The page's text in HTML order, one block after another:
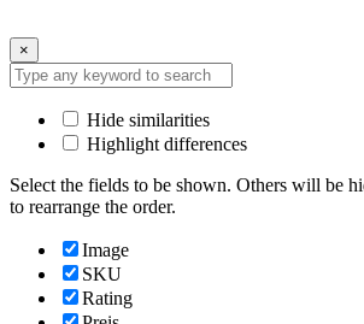
×
Hide similarities
Highlight differences
Select the fields to be shown. Others will be
to rearrange the order.
Image
SKU
Rating